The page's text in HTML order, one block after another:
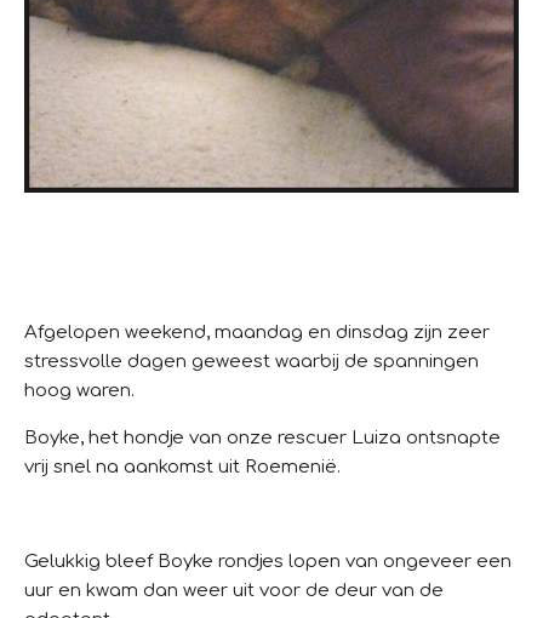
Afgelopen weekend, maandag en dinsdag zijn zeer
stressvolle dagen geweest waarbij de spanningen
hoog waren.
Boyke, het hondje van onze rescuer Luiza ontsnapte
vrij snel na aankomst uit Roemenië.
Gelukkig bleef Boyke rondjes lopen van ongeveer een
uur en kwam dan weer uit voor de deur van de